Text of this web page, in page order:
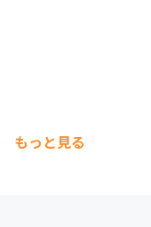
もっと見る